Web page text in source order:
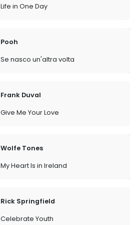
Life in One Day
Pooh
Se nasco un'altra volta
Frank Duval
Give Me Your Love
Wolfe Tones
My Heart Is in Ireland
Rick Springfield
Celebrate Youth